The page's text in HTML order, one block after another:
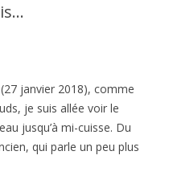
janvier 2018), comme
je suis allée voir le
jusqu’à mi-cuisse. Du
qui parle un peu plus